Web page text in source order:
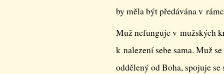
by měla být předávána v
Muž nefunguje v mužských
k nalezení sebe sama. Muž
oddělený od Boha, spojuje